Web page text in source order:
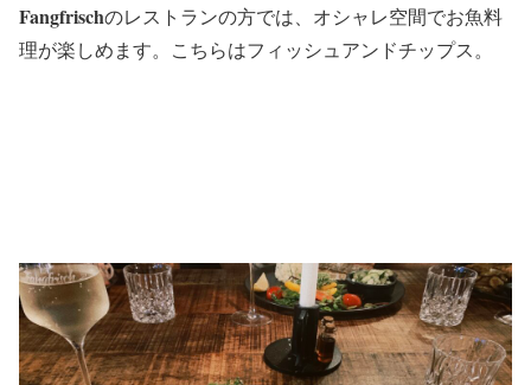
Fangfrischのレストランの方では、オシャレ空間でお魚料
理が楽しめます。こちらはフィッシュアンドチップス。